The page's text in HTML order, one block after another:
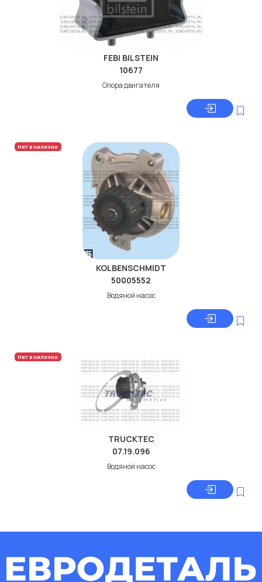
FEBI BILSTEIN
10677
Опора двигателя
Нет в наличии
KOLBENSCHMIDT
50005552
Водяной насос
Нет в наличии
TRUCKTEC
07.19.096
Водяной насос